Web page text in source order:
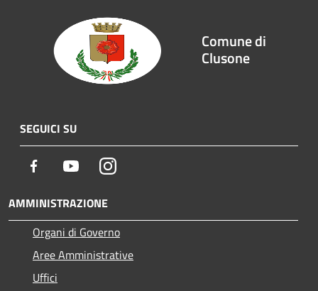
Comune di
Clusone
SEGUICI SU
Facebook YoutubeInstagram
AMMINISTRAZIONE
Organi di Governo
Aree Amministrative
Uffici